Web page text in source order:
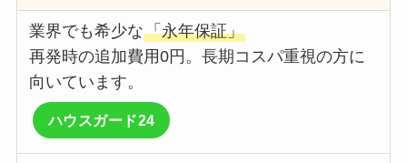
業界でも希少な「永年保証」
再発時の追加費用0円。長期コスパ重視の方に
向いています。
ハウスガード24